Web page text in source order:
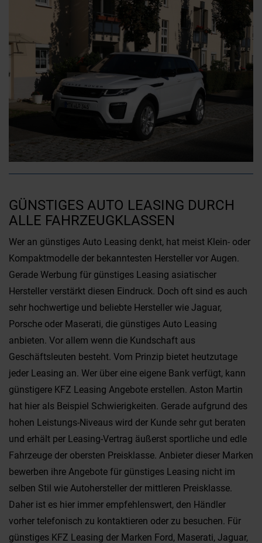
GÜNSTIGES AUTO LEASING DURCH
ALLE FAHRZEUGKLASSEN
Wer an günstiges Auto Leasing denkt, hat meist Klein- oder
Kompaktmodelle der bekanntesten Hersteller vor Augen.
Gerade Werbung für günstiges Leasing asiatischer
Hersteller verstärkt diesen Eindruck. Doch oft sind es auch
sehr hochwertige und beliebte Hersteller wie Jaguar,
Porsche oder Maserati, die günstiges Auto Leasing
anbieten. Vor allem wenn die Kundschaft aus
Geschäftsleuten besteht. Vom Prinzip bietet heutzutage
jeder Leasing an. Wer über eine eigene Bank verfügt, kann
günstigere KFZ Leasing Angebote erstellen. Aston Martin
hat hier als Beispiel Schwierigkeiten. Gerade aufgrund des
hohen Leistungs-Niveaus wird der Kunde sehr gut beraten
und erhält per Leasing-Vertrag äußerst sportliche und edle
Fahrzeuge der obersten Preisklasse. Anbieter dieser Marken
bewerben ihre Angebote für günstiges Leasing nicht im
selben Stil wie Autohersteller der mittleren Preisklasse.
Daher ist es hier immer empfehlenswert, den Händler
vorher telefonisch zu kontaktieren oder zu besuchen. Für
günstiges KFZ Leasing der Marken Ford, Maserati, Jaguar,